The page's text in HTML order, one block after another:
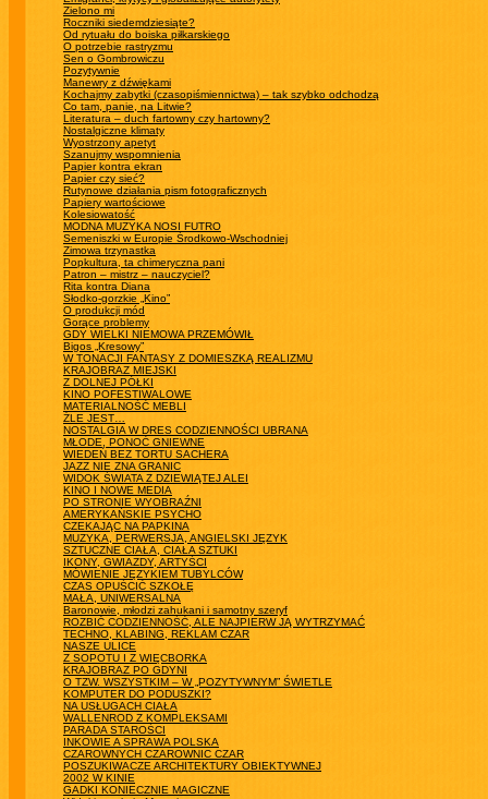
Zielono mi
Roczniki siedemdziesiąte?
Od rytuału do boiska piłkarskiego
O potrzebie rastryzmu
Sen o Gombrowiczu
Pozytywnie
Manewry z dźwiękami
Kochajmy zabytki (czasopiśmiennictwa) – tak szybko odchodzą
Co tam, panie, na Litwie?
Literatura – duch fartowny czy hartowny?
Nostalgiczne klimaty
Wyostrzony apetyt
Szanujmy wspomnienia
Papier kontra ekran
Papier czy sieć?
Rutynowe działania pism fotograficznych
Papiery wartościowe
Kolesiowatość
MODNA MUZYKA NOSI FUTRO
Semeniszki w Europie Środkowo-Wschodniej
Zimowa trzynastka
Popkultura, ta chimeryczna pani
Patron – mistrz – nauczyciel?
Rita kontra Diana
Słodko-gorzkie „Kino”
O produkcji mód
Gorące problemy
GDY WIELKI NIEMOWA PRZEMÓWIŁ
Bigos „Kresowy”
W TONACJI FANTASY Z DOMIESZKĄ REALIZMU
KRAJOBRAZ MIEJSKI
Z DOLNEJ PÓŁKI
KINO POFESTIWALOWE
MATERIALNOŚĆ MEBLI
ŹLE JEST…
NOSTALGIA W DRES CODZIENNOŚCI UBRANA
MŁODE, PONOĆ GNIEWNE
WIEDEŃ BEZ TORTU SACHERA
JAZZ NIE ZNA GRANIC
WIDOK ŚWIATA Z DZIEWIĄTEJ ALEI
KINO I NOWE MEDIA
PO STRONIE WYOBRAŹNI
AMERYKAŃSKIE PSYCHO
CZEKAJĄC NA PAPKINA
MUZYKA, PERWERSJA, ANGIELSKI JĘZYK
SZTUCZNE CIAŁA, CIAŁA SZTUKI
IKONY, GWIAZDY, ARTYŚCI
MÓWIENIE JĘZYKIEM TUBYLCÓW
CZAS OPUŚCIĆ SZKOŁĘ
MAŁA, UNIWERSALNA
Baronowie, młodzi zahukani i samotny szeryf
ROZBIĆ CODZIENNOŚĆ, ALE NAJPIERW JĄ WYTRZYMAĆ
TECHNO, KLABING, REKLAM CZAR
NASZE ULICE
Z SOPOTU I Z WIĘCBORKA
KRAJOBRAZ PO GDYNI
O TZW. WSZYSTKIM – W „POZYTYWNYM” ŚWIETLE
KOMPUTER DO PODUSZKI?
NA USŁUGACH CIAŁA
WALLENROD Z KOMPLEKSAMI
PARADA STAROŚCI
INKOWIE A SPRAWA POLSKA
CZAROWNYCH CZAROWNIC CZAR
POSZUKIWACZE ARCHITEKTURY OBIEKTYWNEJ
2002 W KINIE
GADKI KONIECZNIE MAGICZNE